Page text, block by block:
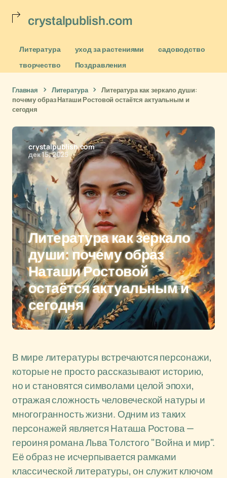
crystalpublish.com
Литература уход за растениями
садоводство
творчество
Поздравления
Главная Литература
Литература как зеркало души:
почему образ Наташи Ростовой остаётся актуальным и
сегодня
crystalpublish.com
дек 15, 2025
Литература как зеркало
души: почему образ
Наташи Ростовой
остаётся актуальным и
сегодня
В мире литературы встречаются персонажи,
которые не просто рассказывают историю,
но и становятся символами целой эпохи,
отражая сложность человеческой натуры и
многогранность жизни. Одним из таких
персонажей является Наташа Ростова —
героиня романа Льва Толстого "Война и мир".
Её образ не исчерпывается рамками
классической литературы, он служит ключом